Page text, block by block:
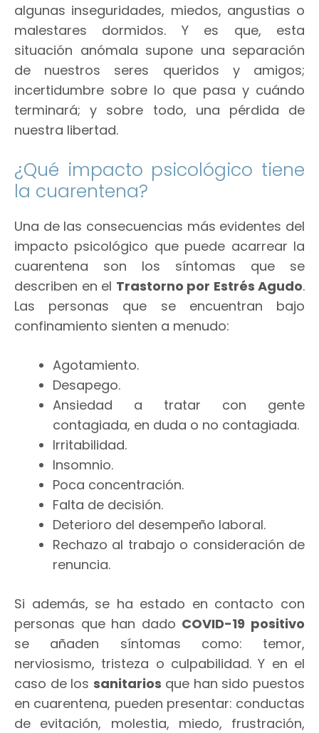
algunas inseguridades, miedos, angustias o
malestares dormidos. Y es que, esta
situación anómala supone una separación
de nuestros seres queridos y amigos;
incertidumbre sobre lo que pasa y cuándo
terminará; y sobre todo, una pérdida de
nuestra libertad.
¿Qué impacto psicológico tiene
la cuarentena?
Una de las consecuencias más evidentes del
impacto psicológico que puede acarrear la
cuarentena son los síntomas que se
describen en el Trastorno por Estrés Agudo.
Las personas que se encuentran bajo
confinamiento sienten a menudo:
Agotamiento.
Desapego.
Ansiedad a tratar con gente
contagiada, en duda o no contagiada.
Irritabilidad.
Insomnio.
Poca concentración.
Falta de decisión.
Deterioro del desempeño laboral.
Rechazo al trabajo o consideración de
renuncia.
Si además, se ha estado en contacto con
personas que han dado COVID-19 positivo
se añaden síntomas como: temor,
nerviosismo, tristeza o culpabilidad. Y en el
caso de los sanitarios que han sido puestos
en cuarentena, pueden presentar: conductas
de evitación, molestia, miedo, frustración,